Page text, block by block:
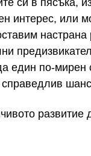
си в пясъка,
интерес, или
един по-мирен